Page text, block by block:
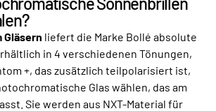
Gläsern liefert die Marke Bollé absolute
in 4 verschiedenen Tönungen,
+, das zusätzlich teilpolarisiert ist,
Glas wählen, das am
Sie werden aus NXT-Material für